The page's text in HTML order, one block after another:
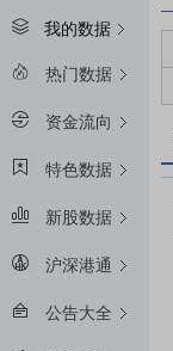
我的数据
热门数据
资金流向
特色数据
新股数据
沪深港通
公告大全